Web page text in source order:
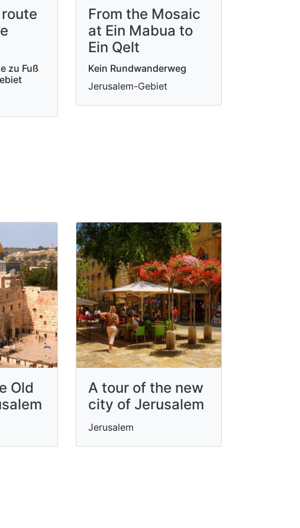
zu Fuß
From the Mosaic
at Ein Mabua to
Ein Qelt
Kein Rundwanderweg
Jerusalem-Gebiet
Old
A tour of the new
city of Jerusalem
Jerusalem